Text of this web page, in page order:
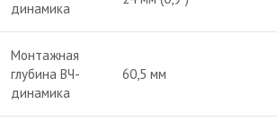
динамика
Монтажная
глубина ВЧ-
динамика
60,5 мм